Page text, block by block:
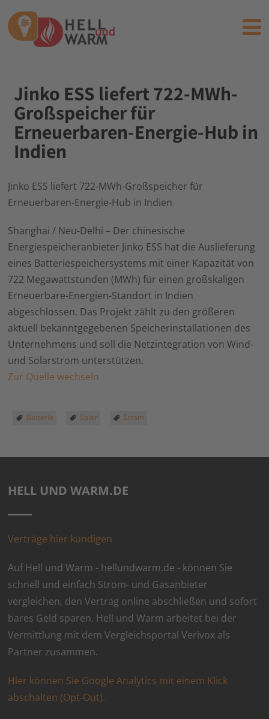
Jinko ESS liefert 722-MWh-
Großspeicher für
Erneuerbaren-Energie-Hub in
Indien
Jinko ESS liefert 722-MWh-Großspeicher für
Erneuerbaren-Energie-Hub in Indien
Shanghai / Neu-Delhi – Der chinesische
Energiespeicheranbieter Jinko ESS hat die Auslieferung
eines Batteriespeichersystems mit einer Kapazität von
722 Megawattstunden (MWh) für einen großskaligen
Erneuerbare-Energien-Standort in Indien
abgeschlossen. Das Projekt zählt zu den größeren
aktuell bekanntgegebenen Speicherinstallationen des
Unternehmens und soll die Netzintegration von Wind-
und Solarstrom unterstützen.
Zur Quelle wechseln
Batterie Solar Strom
HELL UND WARM.DE
Verträge hier kündigen
Auf Hell und Warm - hellundwarm.de - können Sie
schnell und einfach Strom- und Gasanbieter
vergleichen, den Vertrag online abschließen und sofort
bares Geld sparen. Hell und Warm arbeitet bei der
Vermittlung mit dem Vergleichsportal Verivox als
Partner zusammen.
Hier können Sie Google Analytics mit einem Klick
abschalten (Opt-Out).